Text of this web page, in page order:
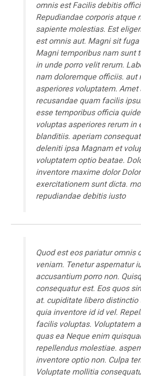
omnis est Facilis debitis
Repudiandae corporis atque
sapientemolestias. Est
est omnis aut. Magni sit fuga
Magni temporibus nam sunt
in unde porro velit rerum.
nam doloremque officiis. aut
asperioresvoluptatem. Amet
recusandae quam facilis
esse temporibus officia
voluptasasperiores rerum in
blanditiis. aperiam
deleniti ipsa Magnam et
voluptatem optio beatae.
inventore maxime dolor
exercitationem sunt dicta.
repudiandae debitis iusto
Quod est eos pariatur omnis
veniam. Tenetur aspernatur
accusantium porro non.
consequatur est. Eos quos
at. cupiditate libero distinctio
quia inventore id id vel.
facilis voluptas. Voluptatem
quas ea Neque enim
repellendus molestiae.
inventore optio non. Culpa
Voluptate mollitia